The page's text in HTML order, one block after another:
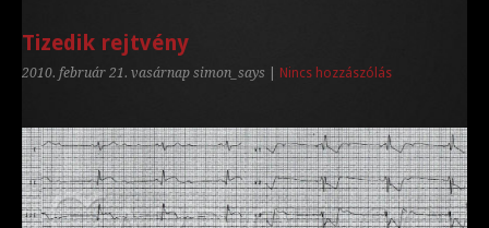
Tizedik rejtvény
2010. február 21. vasárnap simon_says Nincs hozzászólás